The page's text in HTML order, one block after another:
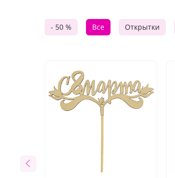
- 50 % Все Открытки